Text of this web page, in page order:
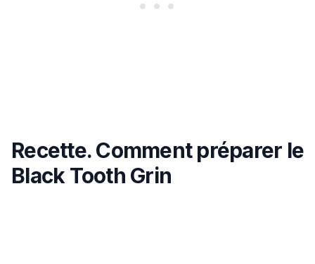
Recette. Comment préparer le
Black Tooth Grin